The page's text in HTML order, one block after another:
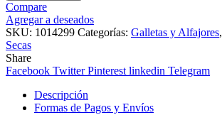
Compare
Agregar a deseados
SKU: 1014299 Categorías: Galletas y Alfajores,
Secas
Share
Facebook Twitter Pinterest linkedin Telegram
Descripción
Formas de Pagos y Envíos